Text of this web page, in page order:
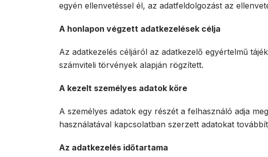
egyén ellenvetéssel él, az adatfeldolgozást az
A honlapon végzett adatkezelések célja
Az adatkezelés céljáról az adatkezelő egyértelmű
számviteli törvények alapján rögzített.
A kezelt személyes adatok köre
A személyes adatok egy részét a felhasználó adja
használatával kapcsolatban szerzett adatokat
Az adatkezelés időtartama